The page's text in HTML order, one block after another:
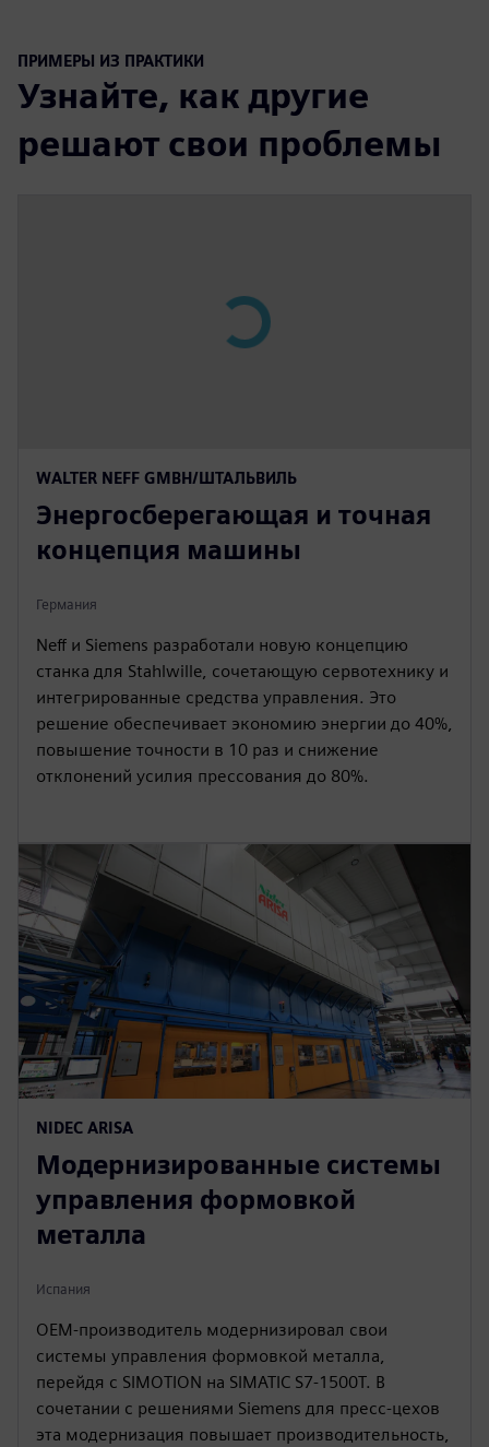
ПРИМЕРЫ ИЗ ПРАКТИКИ
Узнайте, как другие
решают свои проблемы
WALTER NEFF GMBH/ШТАЛЬВИЛЬ
Энергосберегающая и точная
концепция машины
Германия
Neff и Siemens разработали новую концепцию
станка для Stahlwille, сочетающую сервотехнику и
интегрированные средства управления. Это
решение обеспечивает экономию энергии до 40%,
повышение точности в 10 раз и снижение
отклонений усилия прессования до 80%.
NIDEC ARISA
Модернизированные системы
управления формовкой
металла
Испания
OEM-производитель модернизировал свои
системы управления формовкой металла,
перейдя с SIMOTION на SIMATIC S7-1500T. В
сочетании с решениями Siemens для пресс-цехов
эта модернизация повышает производительность,